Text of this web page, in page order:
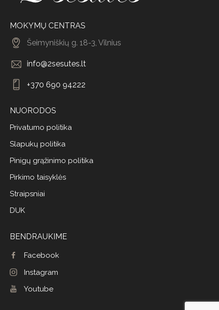
MOKYMŲ CENTRAS
Šeimyniškių g. 18-3, Vilnius
info@2sesutes.lt
+370 690 94222
NUORODOS
Privatumo politika
Slapukų politika
Pinigų grąžinimo politika
Pirkimo taisyklės
Straipsniai
DUK
BENDRAUKIME
Facebook
Instagram
Youtube